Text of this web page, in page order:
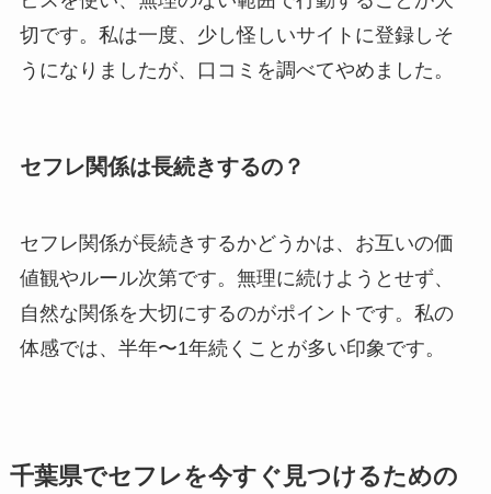
切です。私は一度、少し怪しいサイトに登録しそ
うになりましたが、口コミを調べてやめました。
セフレ関係は長続きするの？
セフレ関係が長続きするかどうかは、お互いの価
値観やルール次第です。無理に続けようとせず、
自然な関係を大切にするのがポイントです。私の
体感では、半年〜1年続くことが多い印象です。
千葉県でセフレを今すぐ見つけるための